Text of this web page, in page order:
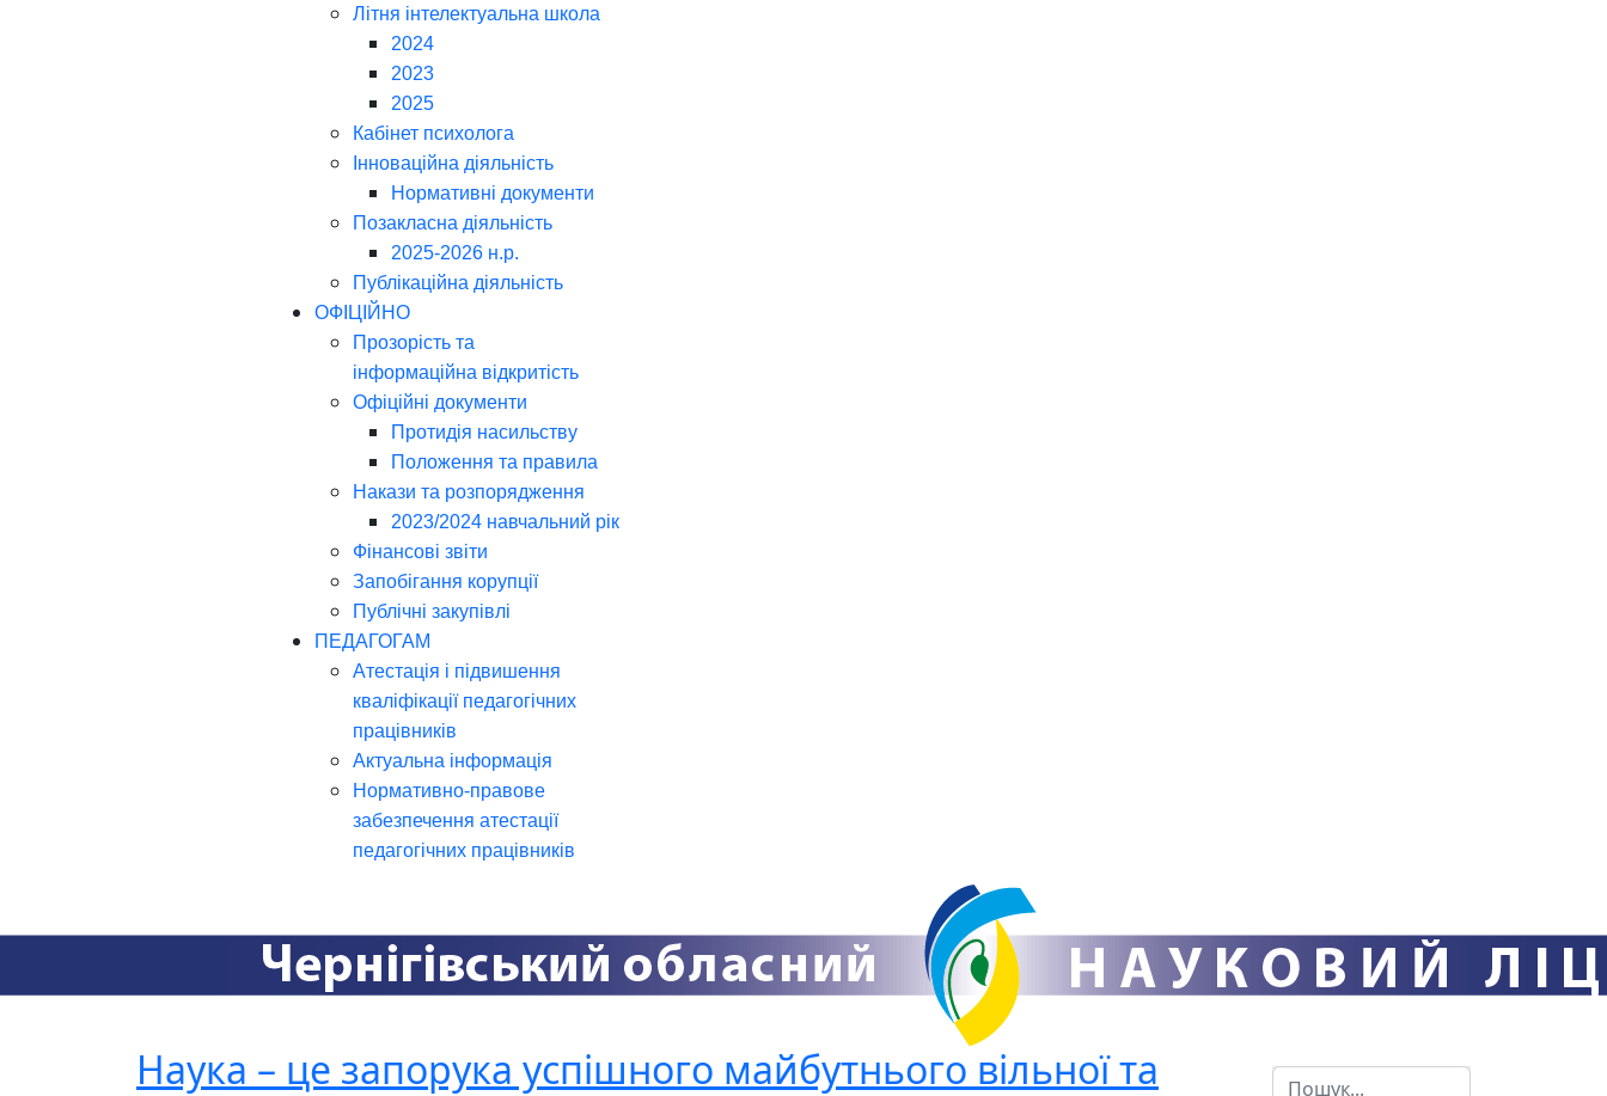
Літня інтелектуальна школа
2024
2023
2025
Кабінет психолога
Інноваційна діяльність
Нормативні документи
Позакласна діяльність
2025-2026 н.р.
Публікаційна діяльність
ОФІЦІЙНО
Прозорість та
інформаційна відкритість
Офіційні документи
Протидія насильству
Положення та правила
Накази та розпорядження
2023/2024 навчальний рік
Фінансові звіти
Запобігання корупції
Публічні закупівлі
ПЕДАГОГАМ
Атестація і підвишення
кваліфікації педагогічних
працівників
Актуальна інформація
Нормативно-правове
забезпечення атестації
педагогічних працівників
Наука – це запорука успішного майбутнього вільної та
Пошук